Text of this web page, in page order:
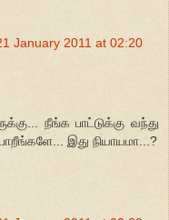
January 2011 at 02:20
நீங்க பாட்டுக்கு வந்து
இது நியாயமா...?